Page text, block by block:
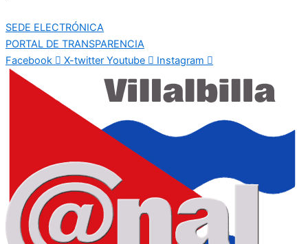
SEDE ELECTRÓNICA
PORTAL DE TRANSPARENCIA
Facebook
X-twitter Youtube Instagram